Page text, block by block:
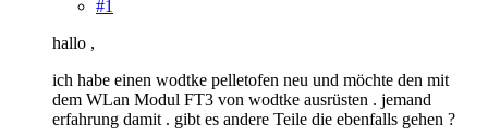
#1
hallo ,
ich habe einen wodtke pelletofen neu und möchte den mit
dem WLan Modul FT3 von wodtke ausrüsten . jemand
erfahrung damit . gibt es andere Teile die ebenfalls gehen ?